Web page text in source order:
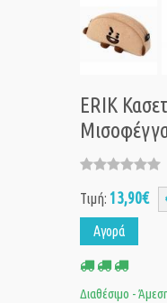
ERIK
Τιμή: 13,90€
Αγορά
Διαθέσιμο -